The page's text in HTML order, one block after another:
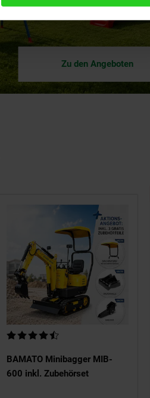
Zu den Angeboten
BAMATO Minibagger MIB-
600 inkl. Zubehörset
Kundenbewertung: 4,73 von 5 Sternen